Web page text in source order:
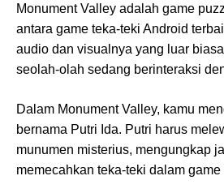
Monument Valley adalah game
antara game teka-teki Android
audio dan visualnya yang luar
seolah-olah sedang berinteraksi
Dalam Monument Valley, kamu
bernama Putri Ida. Putri harus
munumen misterius, mengungkap
memecahkan teka-teki dalam game